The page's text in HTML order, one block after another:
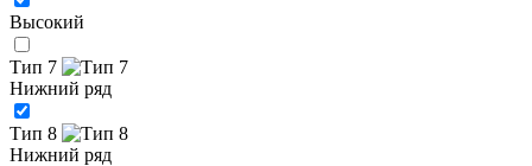
Высокий
Тип 7
Нижний ряд
Тип 8
Нижний ряд